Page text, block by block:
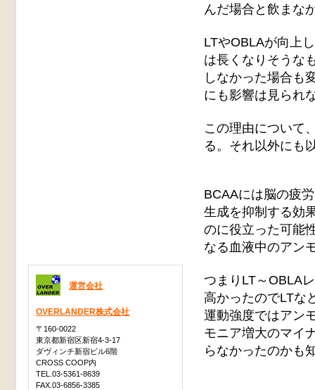
んだ場合と飲まな
LTやOBLAが向上
は長くなりそうな
しなかった場合も
にも影響は見られ
この理由について
る。それ以外にも
BCAAには脳の疲
生成を抑制する効
のに役立った可能
なる血液中のアン
つまりLT～OBLA
高かったのでLTな
運動強度ではアン
モニア増大のマイ
らなかったのかも
運営会社
OVERLANDER株式会社
〒160-0022
東京都新宿区新宿4-3-17
ダヴィンチ新宿ビル6階
CROSS COOP内
TEL.03-5361-8639
FAX.03-6856-3385